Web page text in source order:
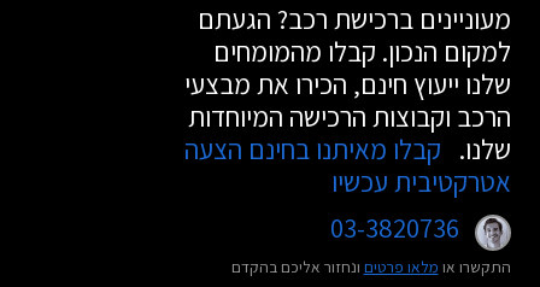
מעוניינים ברכישת רכב? הגעתם
למקום הנכון. קבלו מהמומחים
שלנו ייעוץ חינם, הכירו את מבצעי
הרכב וקבוצות הרכישה המיוחדות
שלנו. קבלו מאיתנו בחינם הצעה
אטרקטיבית עכשיו
03-3820736
התקשרו או מלאו פרטים ונחזור אליכם בהקדם